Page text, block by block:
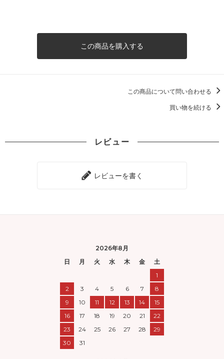
この商品を購入する
この商品について問い合わせる
買い物を続ける
レビュー
レビューを書く
2026年8月
日
月 火 水 木 金
土
1
2
3 4 5 6 7
8
9
10 11 12 13 14
15
16
17 18 19 20 21
22
23
24 25 26 27 28
29
30
31